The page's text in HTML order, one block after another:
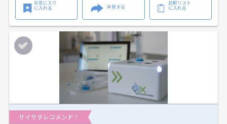
お気に入り
に入れる
共有する
比較リスト
に入れる
サイサチレコメンド！